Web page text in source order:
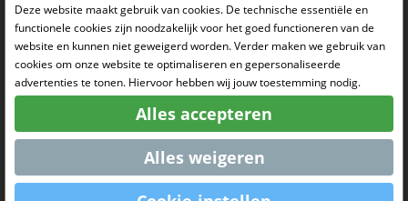
Onze activiteiten
Indoorhal Hangar7
RC Driften
RC Bangers
Fun and Friends
Sociale Media
Deze website maakt gebruik van cookies. De technische essentiële en
functionele cookies zijn noodzakelijk voor het goed functioneren van de
website en kunnen niet geweigerd worden. Verder maken we gebruik van
cookies om onze website te optimaliseren en gepersonaliseerde
advertenties te tonen. Hiervoor hebben wij jouw toestemming nodig.
Alles accepteren
Alles weigeren